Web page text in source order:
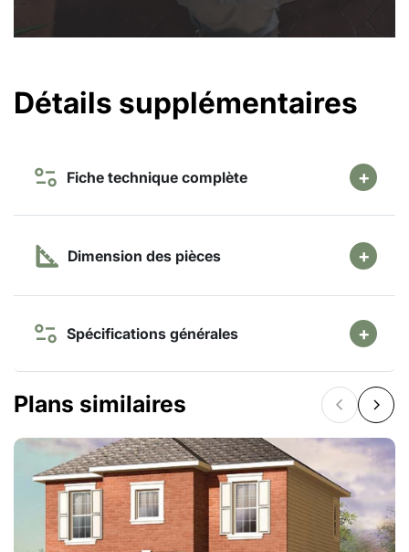
Détails supplémentaires
Fiche technique complète
Dimension des pièces
Spécifications générales
Plans similaires